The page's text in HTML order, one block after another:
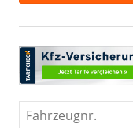
Fahrzeugnr.